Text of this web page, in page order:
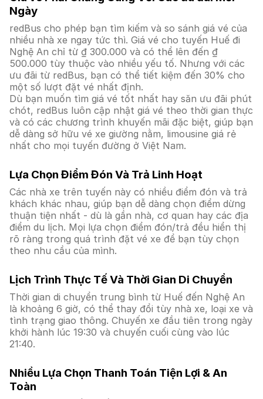
Ngày
redBus cho phép bạn tìm kiếm và so sánh giá vé của
nhiều nhà xe ngay tức thì. Giá vé cho tuyến Huế đi
Nghệ An chỉ từ ₫ 300.000 và có thể lên đến ₫
500.000 tùy thuộc vào nhiều yếu tố. Nhưng với các
ưu đãi từ redBus, bạn có thể tiết kiệm đến 30% cho
một số lượt đặt vé nhất định.
Dù bạn muốn tìm giá vé tốt nhất hay săn ưu đãi phút
chót, redBus luôn cập nhật giá vé theo thời gian thực
và có các chương trình khuyến mãi đặc biệt, giúp bạn
dễ dàng sở hữu vé xe giường nằm, limousine giá rẻ
nhất cho mọi tuyến đường ở Việt Nam.
Lựa Chọn Điểm Đón Và Trả Linh Hoạt
Các nhà xe trên tuyến này có nhiều điểm đón và trả
khách khác nhau, giúp bạn dễ dàng chọn điểm dừng
thuận tiện nhất - dù là gần nhà, cơ quan hay các địa
điểm du lịch. Mọi lựa chọn điểm đón/trả đều hiển thị
rõ ràng trong quá trình đặt vé xe để bạn tùy chọn
theo nhu cầu của mình.
Lịch Trình Thực Tế Và Thời Gian Di Chuyển
Thời gian di chuyển trung bình từ Huế đến Nghệ An
là khoảng 6 giờ, có thể thay đổi tùy nhà xe, loại xe và
tình trạng giao thông. Chuyến xe đầu tiên trong ngày
khởi hành lúc 19:30 và chuyến cuối cùng vào lúc
21:40.
Nhiều Lựa Chọn Thanh Toán Tiện Lợi & An
Toàn